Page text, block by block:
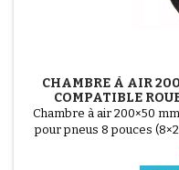
CHAMBRE À AIR
COMPATIBLE
Chambre à air 200×50
pour pneus 8 pouces
pour trottinettes